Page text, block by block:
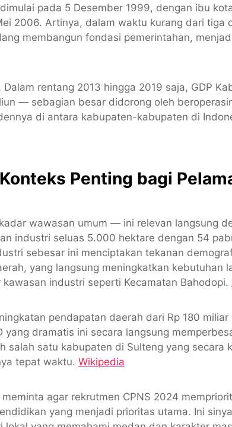
pada 5 Desember 1999, dengan ibu
2006. Artinya, dalam waktu kurang dari tiga
membangun fondasi pemerintahan,
rentang 2013 hingga 2019 saja, GDP
— sebagian besar didorong oleh
di antara kabupaten-kabupaten di
Penting bagi
wawasan umum — ini relevan langsung
industri seluas 5.000 hektare dengan 54
sebesar ini menciptakan tekanan
yang langsung meningkatkan kebutuhan
industri seperti Kecamatan Bahodopi.
pendapatan daerah dari Rp 180
dramatis ini secara langsung
salah satu kabupaten di Sulteng yang secara
tepat waktu. Wikipedia
agar rekrutmen CPNS 2024
yang menjadi prioritas utama. Ini